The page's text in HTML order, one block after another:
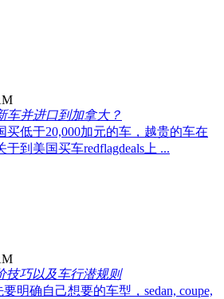
车并进口到加拿大？
买低于20,000加元的车，越贵的车在
到美国买车redflagdeals上 ...
技巧以及车行潜规则
要明确自己想要的车型，sedan, coupe,